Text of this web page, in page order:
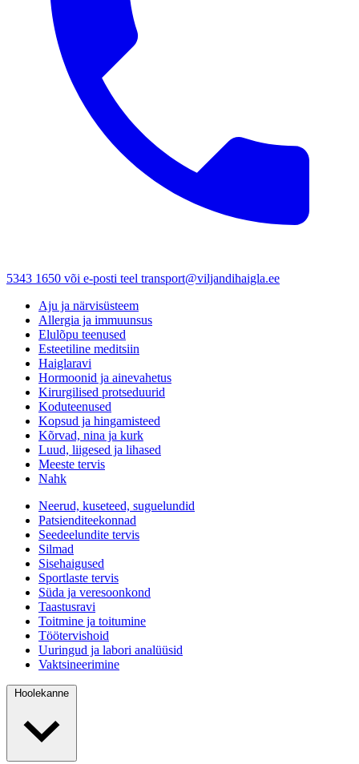
5343 1650 või e-posti teel transport@viljandihaigla.ee
Aju ja närvisüsteem
Allergia ja immuunsus
Elulõpu teenused
Esteetiline meditsiin
Haiglaravi
Hormoonid ja ainevahetus
Kirurgilised protseduurid
Koduteenused
Kopsud ja hingamisteed
Kõrvad, nina ja kurk
Luud, liigesed ja lihased
Meeste tervis
Nahk
Neerud, kuseteed, suguelundid
Patsienditeekonnad
Seedeelundite tervis
Silmad
Sisehaigused
Sportlaste tervis
Süda ja veresoonkond
Taastusravi
Toitmine ja toitumine
Töötervishoid
Uuringud ja labori analüüsid
Vaktsineerimine
Hoolekanne